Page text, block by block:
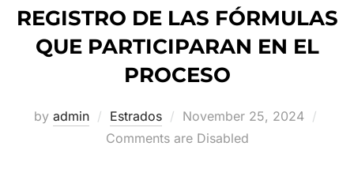
REGISTRO DE LAS FÓRMULAS
QUE PARTICIPARAN EN EL
PROCESO
by admin Estrados
Posted
on
November 25, 2024
Comments are Disabled